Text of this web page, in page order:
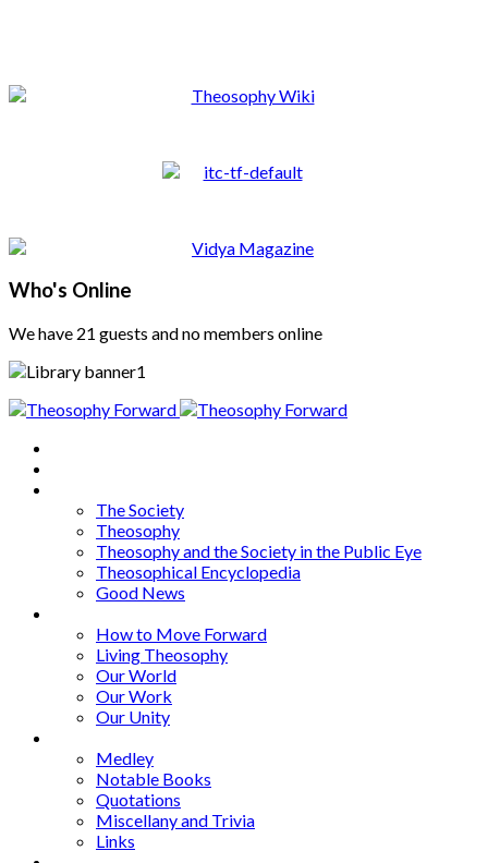
Who's Online
We have 21 guests and no members online
The Society
Theosophy
Theosophy and the Society in the Public Eye
Theosophical Encyclopedia
Good News
How to Move Forward
Living Theosophy
Our World
Our Work
Our Unity
Medley
Notable Books
Quotations
Miscellany and Trivia
Links